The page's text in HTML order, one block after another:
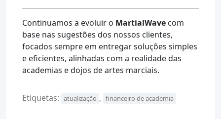
Continuamos a evoluir o MartialWave com
base nas sugestões dos nossos clientes,
focados sempre em entregar soluções simples
e eficientes, alinhadas com a realidade das
academias e dojos de artes marciais.
Etiquetas: atualização , financeiro de academia